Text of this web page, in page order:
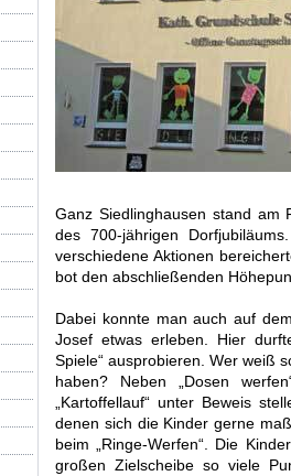
Ganz Siedlinghausen stand am
des 700-jährigen
verschiedene Aktionen
bot den abschließenden
Dabei konnte man auch auf
Josef etwas erleben. Hier
Spiele“ ausprobieren. Wer weiß
haben? Neben „Dosen
„Kartoffellauf“ unter Beweis
denen sich die Kinder gerne
beim „Ringe-Werfen“. Die
großen Zielscheibe so viele